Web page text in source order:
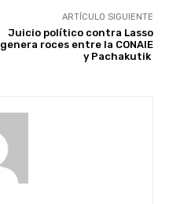
ARTÍCULO SIGUIENTE
Juicio político contra Lasso
genera roces entre la CONAIE
y Pachakutik